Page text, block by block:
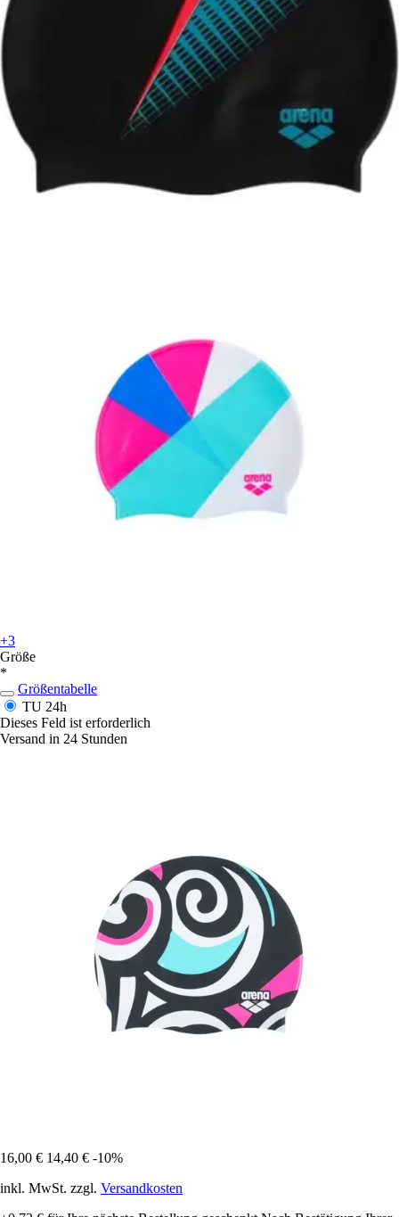
+3
Größe
*
Größentabelle
TU 24h
Dieses Feld ist erforderlich
Versand in 24 Stunden
16,00 € 14,40 € -10%
inkl. MwSt. zzgl. Versandkosten